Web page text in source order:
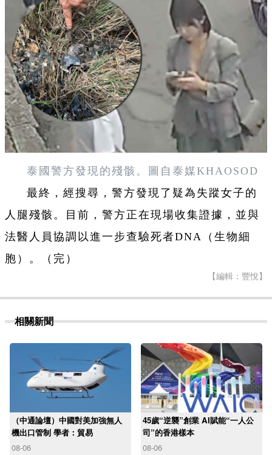
泰國警方發現的殘骸。圖自泰媒KHAOSOD
最終，經搜尋，警方發現了疑為失蹤女子的
人腿殘骸。目前，警方正在現場收集證據，並與
法醫人員協調以進一步查驗死者DNA（生物細
胞）。（完）
【編輯：豐悅】
相關新聞
（中通論壇）中國對美加強無人
機出口管制 學者：貿易
08-06
45歲“逆襲”創業 AI賦能“一人公
司”的香港樣本
08-06